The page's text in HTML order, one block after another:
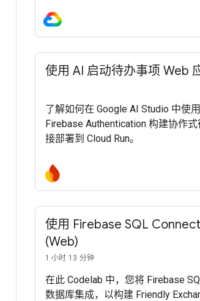
下文。 如需使用本 Codelab 中的
Firebase 项目必须采用 随用随付
使用 AI 启动待办事项 Web
了解如何在 Google AI Studio 中使
Firebase Authentication 构建协作
接部署到 Cloud Run。
使用 Firebase SQL
(Web)
1 小时 13 分钟
在此 Codelab 中，您将 Firebase
数据库集成，以构建 Friendly